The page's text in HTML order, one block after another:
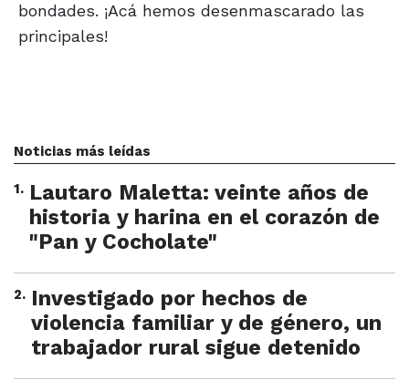
bondades. ¡Acá hemos desenmascarado las
principales!
Noticias más leídas
1. Lautaro Maletta: veinte años de
historia y harina en el corazón de
"Pan y Cocholate"
2. Investigado por hechos de
violencia familiar y de género, un
trabajador rural sigue detenido